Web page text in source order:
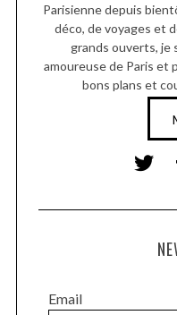
Parisienne depuis
déco, de voyages et
grands ouverts, je
amoureuse de Paris et
bons plans et
Email